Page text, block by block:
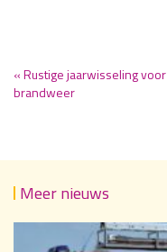
« Rustige jaarwisseling voor
brandweer
Meer nieuws